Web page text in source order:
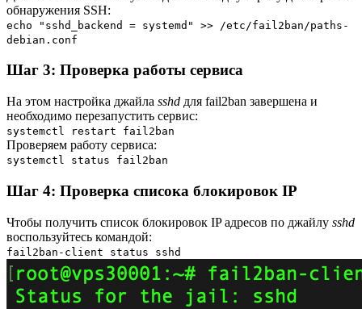
обнаружения SSH:
echo "sshd_backend = systemd" >> /etc/fail2ban/paths-
debian.conf
Шаг 3: Проверка работы сервиса
На этом настройка джайла sshd для fail2ban завершена и
необходимо перезапустить сервис:
systemctl restart fail2ban
Проверяем работу сервиса:
systemctl status fail2ban
Шаг 4: Проверка списока блокировок IP
Чтобы получить список блокировок IP адресов по джайлу sshd
воспользуйтесь командой:
fail2ban-client status sshd